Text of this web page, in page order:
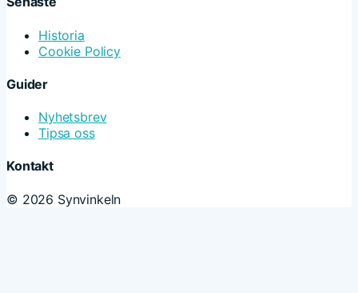
Historia
Cookie Policy
Guider
Nyhetsbrev
Tipsa oss
Kontakt
© 2026 Synvinkeln